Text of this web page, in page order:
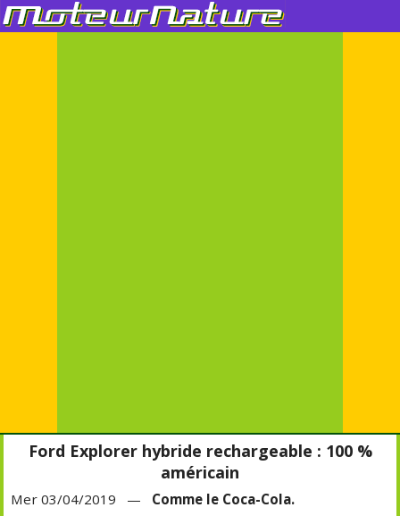
Ford Explorer hybride rechargeable : 100 %
américain
Mer 03/04/2019 — Comme le Coca-Cola.